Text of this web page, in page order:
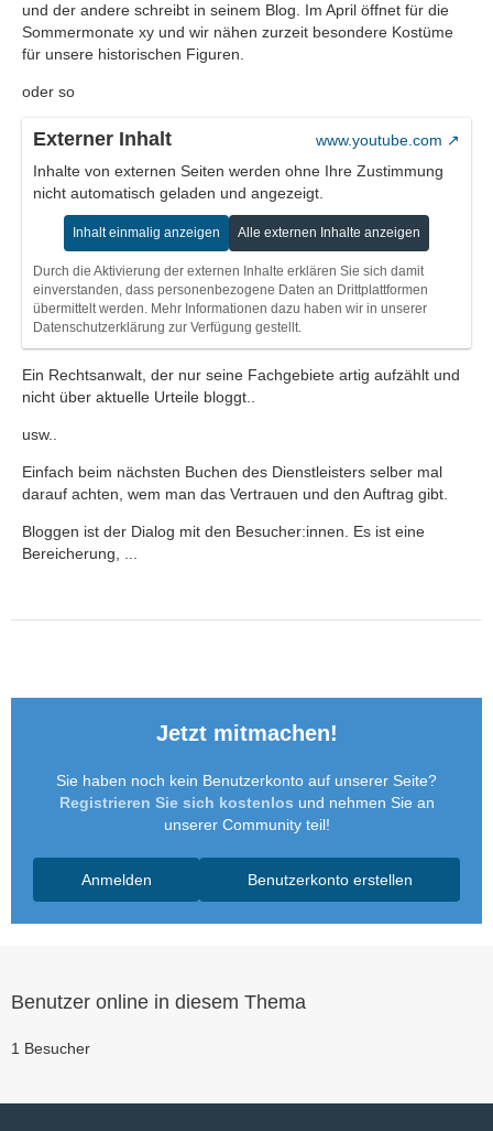
und der andere schreibt in seinem Blog. Im April öffnet für die
Sommermonate xy und wir nähen zurzeit besondere Kostüme
für unsere historischen Figuren.
oder so
Externer Inhalt
www.youtube.com
Inhalte von externen Seiten werden ohne Ihre Zustimmung
nicht automatisch geladen und angezeigt.
Inhalt einmalig anzeigen Alle externen Inhalte anzeigen
Durch die Aktivierung der externen Inhalte erklären Sie sich damit
einverstanden, dass personenbezogene Daten an Drittplattformen
übermittelt werden. Mehr Informationen dazu haben wir in unserer
Datenschutzerklärung zur Verfügung gestellt.
Ein Rechtsanwalt, der nur seine Fachgebiete artig aufzählt und
nicht über aktuelle Urteile bloggt..
usw..
Einfach beim nächsten Buchen des Dienstleisters selber mal
darauf achten, wem man das Vertrauen und den Auftrag gibt.
Bloggen ist der Dialog mit den Besucher:innen. Es ist eine
Bereicherung, ...
Jetzt mitmachen!
Sie haben noch kein Benutzerkonto auf unserer Seite?
Registrieren Sie sich kostenlos und nehmen Sie an
unserer Community teil!
Benutzerkonto erstellen
Anmelden
Benutzer online in diesem Thema
1 Besucher